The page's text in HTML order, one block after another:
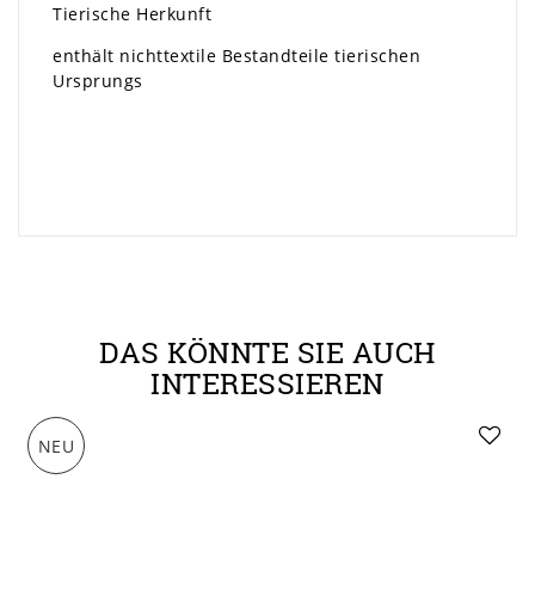
Tierische Herkunft
enthält nichttextile Bestandteile tierischen
Ursprungs
DAS KÖNNTE SIE AUCH
INTERESSIEREN
NEU